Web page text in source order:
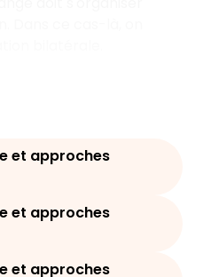
et approches
et approches
et approches